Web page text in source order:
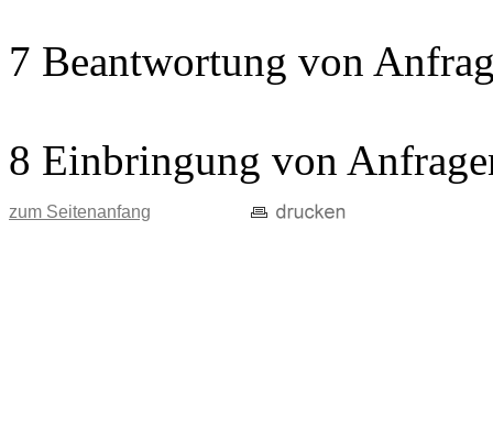
7 Beantwortung von
8 Einbringung von
zum Seitenanfang